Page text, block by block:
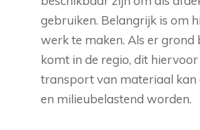
gebruiken. Belangrijk is om
werk te maken. Als er grond
komt in de regio, dit
transport van materiaal kan
en milieubelastend worden.